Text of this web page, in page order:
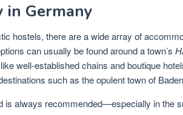
in Germany
hostels, there are a wide array of
can usually be found around a town’s
well-established chains and boutique
such as the opulent town of
is always recommended—especially in the